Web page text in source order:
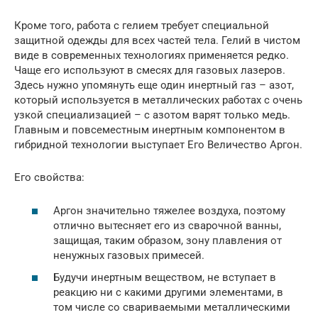
Кроме того, работа с гелием требует специальной
защитной одежды для всех частей тела. Гелий в чистом
виде в современных технологиях применяется редко.
Чаще его используют в смесях для газовых лазеров.
Здесь нужно упомянуть еще один инертный газ – азот,
который используется в металлических работах с очень
узкой специализацией – с азотом варят только медь.
Главным и повсеместным инертным компонентом в
гибридной технологии выступает Его Величество Аргон.
Его свойства:
Аргон значительно тяжелее воздуха, поэтому
отлично вытесняет его из сварочной ванны,
защищая, таким образом, зону плавления от
ненужных газовых примесей.
Будучи инертным веществом, не вступает в
реакцию ни с какими другими элементами, в
том числе со свариваемыми металлическими